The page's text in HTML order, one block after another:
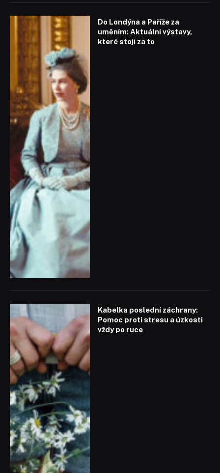
Do Londýna a Paříže za
uměním: Aktuální výstavy,
které stojí za to
Kabelka poslední záchrany:
Pomoc proti stresu a úzkosti
vždy po ruce